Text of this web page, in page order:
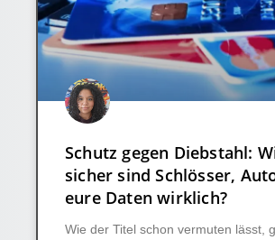
Schutz gegen Diebstahl:
sicher sind Schlösser,
eure Daten wirklich?
Wie der Titel schon vermuten lässt,